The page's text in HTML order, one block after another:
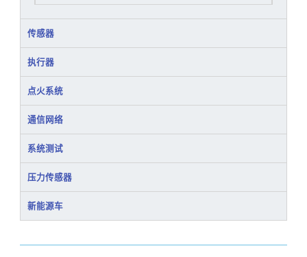
传感器
执行器
点火系统
通信网络
系统测试
压力传感器
新能源车